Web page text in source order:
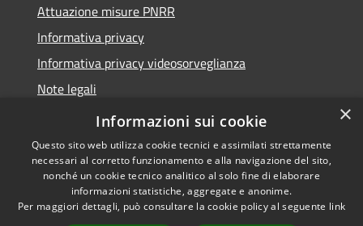
Attuazione misure PNRR
Informativa privacy
Informativa privacy videosorveglianza
Note legali
Dichiarazione di accessibilità
Accessibilità
Copyright © 2026 • Comune di
Donori • Powered by
×
Informazioni sui cookie
Questo sito web utilizza cookie tecnici e assimilati strettamente
necessari al corretto funzionamento e alla navigazione del sito,
nonché un cookie tecnico analitico al solo fine di elaborare
informazioni statistiche, aggregate e anonime.
Per maggiori dettagli, può consultare la cookie policy al seguente link